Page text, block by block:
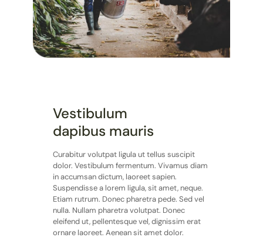
Vestibulum
dapibus mauris
Curabitur volutpat ligula ut tellus suscipit
dolor. Vestibulum fermentum. Vivamus diam
in accumsan dictum, laoreet sapien.
Suspendisse a lorem ligula, sit amet, neque.
Etiam rutrum. Donec pharetra pede. Sed vel
nulla. Nullam pharetra volutpat. Donec
eleifend ut, pellentesque vel, dignissim erat
ornare laoreet. Aenean sit amet dolor.